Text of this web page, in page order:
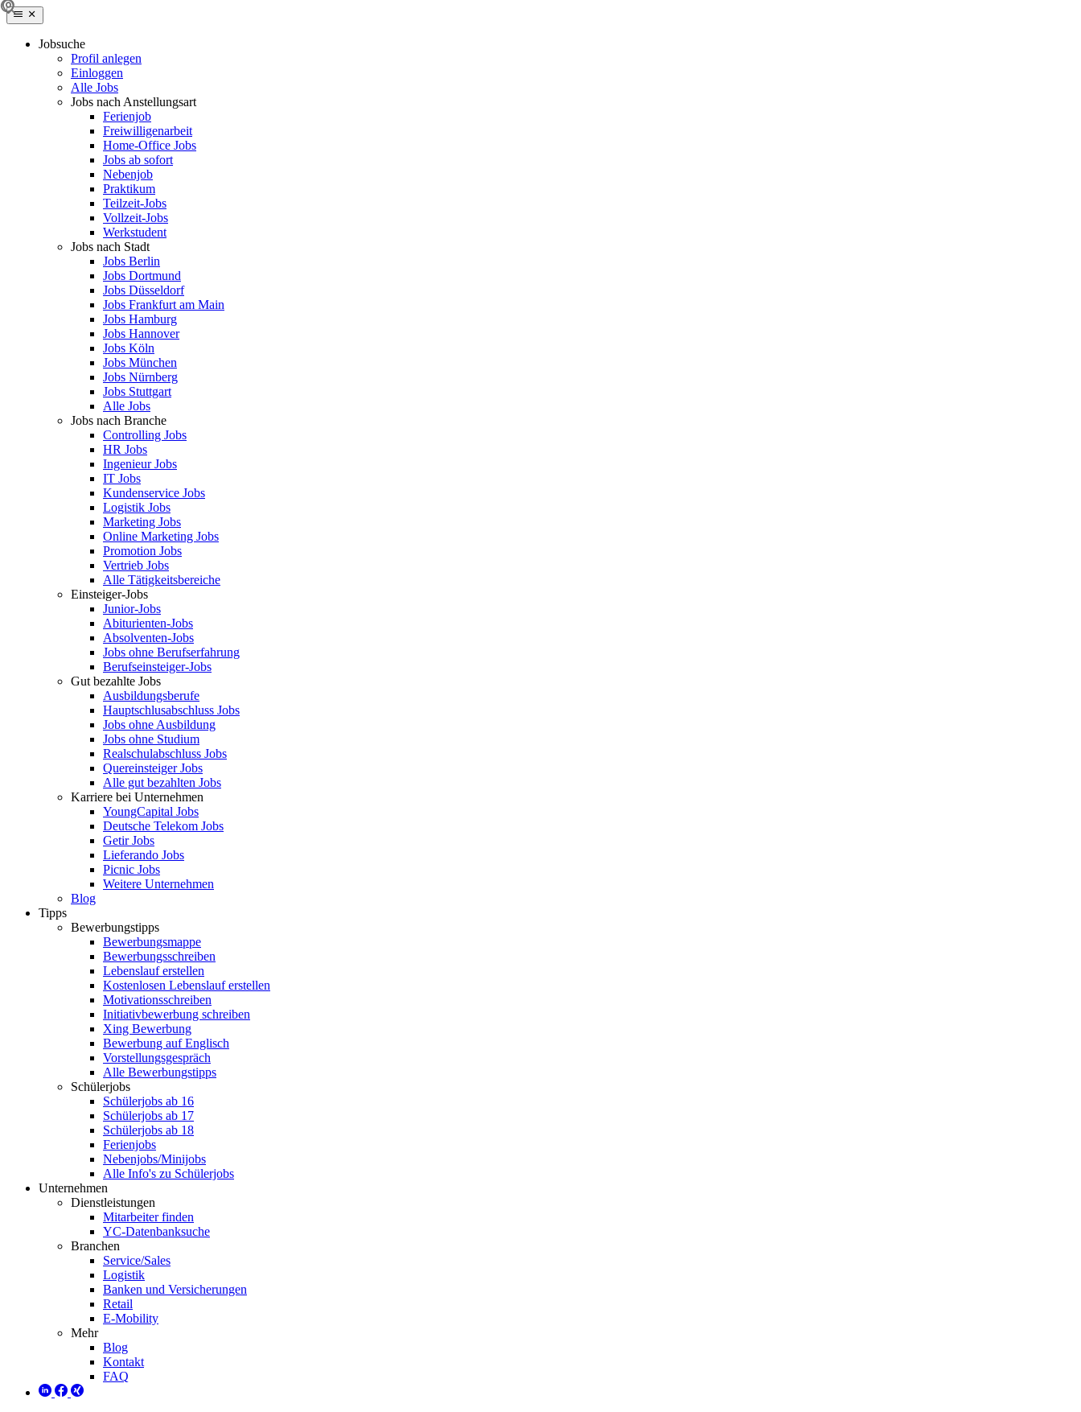
Jobsuche
Profil anlegen
Einloggen
Alle Jobs
Jobs nach Anstellungsart
Ferienjob
Freiwilligenarbeit
Home-Office Jobs
Jobs ab sofort
Nebenjob
Praktikum
Teilzeit-Jobs
Vollzeit-Jobs
Werkstudent
Jobs nach Stadt
Jobs Berlin
Jobs Dortmund
Jobs Düsseldorf
Jobs Frankfurt am Main
Jobs Hamburg
Jobs Hannover
Jobs Köln
Jobs München
Jobs Nürnberg
Jobs Stuttgart
Alle Jobs
Jobs nach Branche
Controlling Jobs
HR Jobs
Ingenieur Jobs
IT Jobs
Kundenservice Jobs
Logistik Jobs
Marketing Jobs
Online Marketing Jobs
Promotion Jobs
Vertrieb Jobs
Alle Tätigkeitsbereiche
Einsteiger-Jobs
Junior-Jobs
Abiturienten-Jobs
Absolventen-Jobs
Jobs ohne Berufserfahrung
Berufseinsteiger-Jobs
Gut bezahlte Jobs
Ausbildungsberufe
Hauptschlusabschluss Jobs
Jobs ohne Ausbildung
Jobs ohne Studium
Realschulabschluss Jobs
Quereinsteiger Jobs
Alle gut bezahlten Jobs
Karriere bei Unternehmen
YoungCapital Jobs
Deutsche Telekom Jobs
Getir Jobs
Lieferando Jobs
Picnic Jobs
Weitere Unternehmen
Blog
Tipps
Bewerbungstipps
Bewerbungsmappe
Bewerbungsschreiben
Lebenslauf erstellen
Kostenlosen Lebenslauf erstellen
Motivationsschreiben
Initiativbewerbung schreiben
Xing Bewerbung
Bewerbung auf Englisch
Vorstellungsgespräch
Alle Bewerbungstipps
Schülerjobs
Schülerjobs ab 16
Schülerjobs ab 17
Schülerjobs ab 18
Ferienjobs
Nebenjobs/Minijobs
Alle Info's zu Schülerjobs
Unternehmen
Dienstleistungen
Mitarbeiter finden
YC-Datenbanksuche
Branchen
Service/Sales
Logistik
Banken und Versicherungen
Retail
E-Mobility
Mehr
Blog
Kontakt
FAQ